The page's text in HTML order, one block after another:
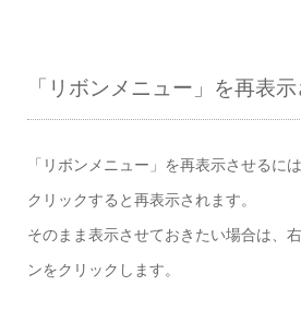
「リボンメニュー」を再表
「リボンメニュー」を再表示させるに
クリックすると再表示されます。
そのまま表示させておきたい場合は、
ンをクリックします。